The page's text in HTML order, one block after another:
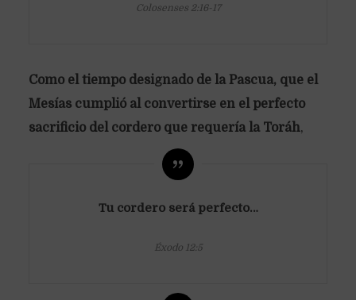
Colosenses 2:16-17
Como el tiempo designado de la Pascua, que el
Mesías cumplió al convertirse en el perfecto
sacrificio del cordero que requería la Toráh,
Tu cordero será perfecto…
Éxodo 12:5